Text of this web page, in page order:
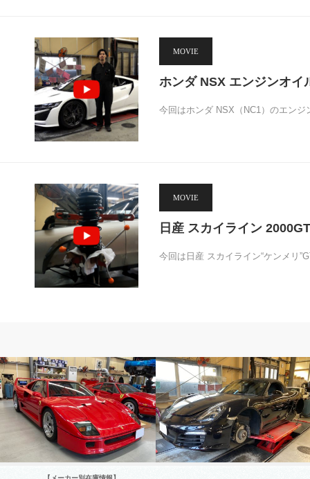
MOVIE
ホンダ NSX エンジンオイ
今回はホンダ NSX（NC1）のエン
MOVIE
日産 スカイライン
今回は日産 スカイライン“ケンメリ